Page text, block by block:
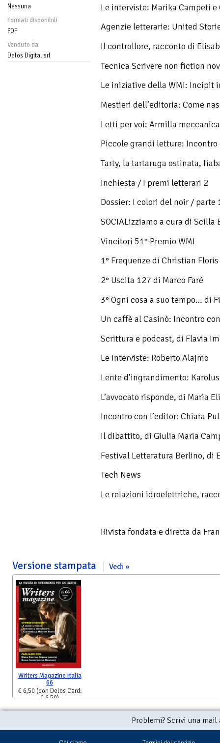
Nessuna
Formati disponibili
PDF
Venduto da
Delos Digital srl
Le interviste: Marika Campeti e
Agenzie letterarie: United
Il controllore, racconto di
Tecnica Scrivere non fiction
Le iniziative della WMI: Incipit
Mestieri dell’editoria: Come
Letti per voi: Armilla
Piccole grandi letture: Incontro
Tarty, la tartaruga ostinata,
Inchiesta / I premi letterari 2
Dossier: I colori del noir / parte
SOCIALizziamo a cura di
Vincitori 51° Premio WMI
1° Frequenze di Christian Floris
2° Uscita 127 di Marco Faré
3° Ogni cosa a suo tempo… di
Un caffè al Casinò: Incontro
Scrittura e podcast, di Flavia
Le interviste: Roberto Alajmo
Lente d’ingrandimento:
L’avvocato risponde, di Maria
Incontro con l’editor: Chiara
Il dibattito, di Giulia Maria
Festival Letteratura Berlino, di
Tech News
Le relazioni idroelettriche,
Rivista fondata e diretta da
Versione stampata Vedi
Writers Magazine Italia
66
€ 6,50 (con Delos Card:
€ 6,50)
Problemi? Scrivi una